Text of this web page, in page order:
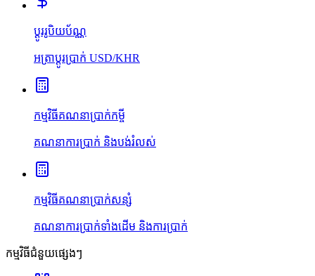
ប្ដូររូបិយប័ណ្ណ
អត្រាប្ដូរប្រាក់ USD/KHR
កម្មវិធីគណនាប្រាក់កម្ចី
គណនាការប្រាក់ និងបង់រំលស់
កម្មវិធីគណនាប្រាក់សន្សំ
គណនាការប្រាក់ទាំងដើម និងការប្រាក់
កម្មវិធីជំនួយផ្សេងៗ